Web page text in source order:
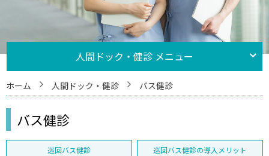
ホーム 人間ドック・健診 バス健診
バス健診
巡回バス健診 巡回バス健診の導入メリット
人間ドック・健診 メニュー